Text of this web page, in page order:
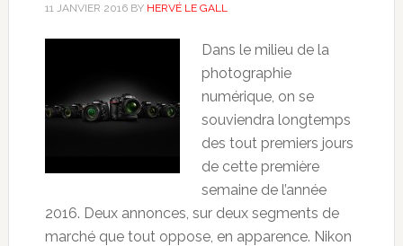
11 JANVIER 2016BY HERVÉ LE GALL
Dans le milieu de la
photographie
numérique, on se
souviendra longtemps
des tout premiers jours
de cette première
semaine de l’année
2016. Deux annonces, sur deux segments de
marché que tout oppose, en apparence. Nikon